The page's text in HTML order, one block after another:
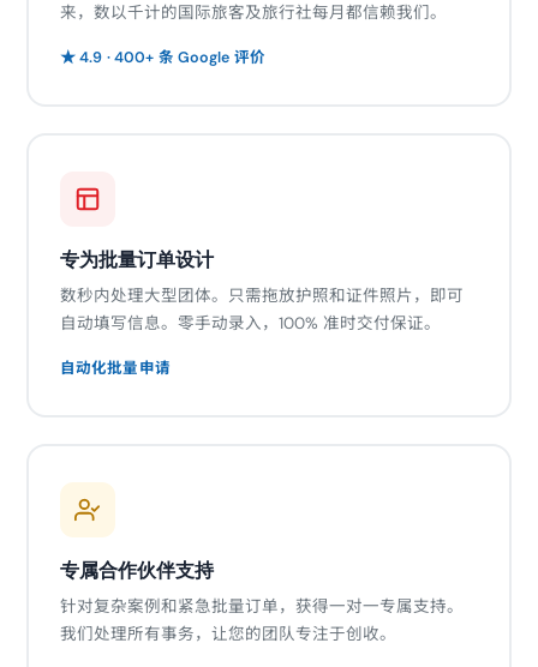
来，数以千计的国际旅客及旅行社每月都信赖我们。
★ 4.9 · 400+ 条 Google 评价
专为批量订单设计
数秒内处理大型团体。只需拖放护照和证件照片，即可
自动填写信息。零手动录入，100% 准时交付保证。
自动化批量申请
专属合作伙伴支持
针对复杂案例和紧急批量订单，获得一对一专属支持。
我们处理所有事务，让您的团队专注于创收。